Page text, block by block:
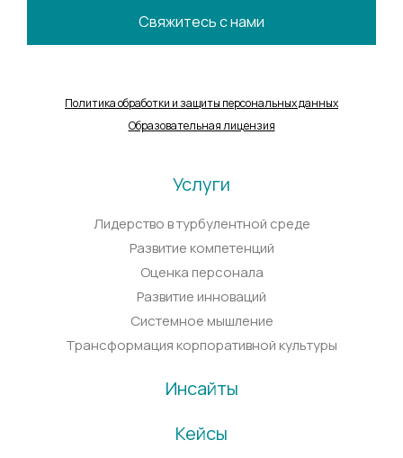
Свяжитесь с нами
Политика обработки и защиты персональных данных
Образовательная лицензия
Услуги
Лидерство в турбулентной среде
Развитие компетенций
Оценка персонала
Развитие инноваций
Системное мышление
Трансформация корпоративной культуры
Инсайты
Кейсы